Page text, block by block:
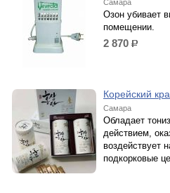
Самара
Озон убивает
помещении.
2 870 р.
Корейский
Самара
Обладает
действием,
воздействует
подкорковые